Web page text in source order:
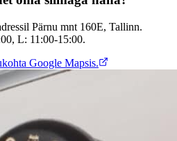
Pärnu mnt 160E, Tallinn.
L: 11:00-15:00.
Google Mapsis.